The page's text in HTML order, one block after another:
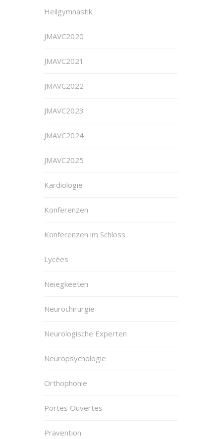
Heilgymnastik
JMAVC2020
JMAVC2021
JMAVC2022
JMAVC2023
JMAVC2024
JMAVC2025
Kardiologie
Konferenzen
Konferenzen im Schloss
Lycées
Neiegkeeten
Neurochirurgie
Neurologische Experten
Neuropsychologie
Orthophonie
Portes Ouvertes
Prävention